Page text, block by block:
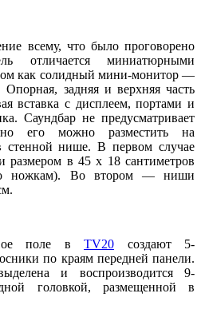
всему, что было проговорено
отличается миниатюрными
как солидный мини-монитор —
задняя и верхняя часть
вставка с дисплеем, портами и
Саундбар не предусматривает
но его можно разместить на
стенной нише. В первом случае
размером в 45 х 18 сантиметров
по ножкам). Во втором — ниши
поле в TV20 создают 5-
по краям передней панели.
и воспроизводится 9-
головкой, размещенной в